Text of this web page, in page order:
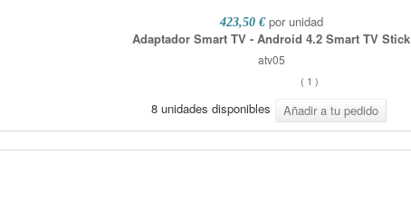
423,50 € por unidad
Adaptador Smart TV - Android 4.2 Smart TV Stick
atv05
( 1 )
8 unidades disponibles